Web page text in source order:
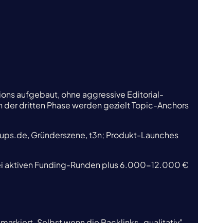
aufgebaut, ohne aggressive Editorial-
dritten Phase werden gezielt Topic-Anchors
Gründerszene, t3n; Produkt-Launches
aktiven Funding-Runden plus 6.000-12.000 €